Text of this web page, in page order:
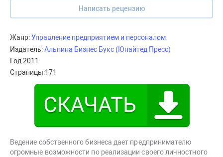
Написать рецензию
Жанр:Управление предприятием и персоналом
Издатель:Альпина Бизнес Букс (Юнайтед Пресс)
Год:2011
Страницы:171
Ведение собственного бизнеса дает предпринимателю
огромные возможности по реализации своего личностного